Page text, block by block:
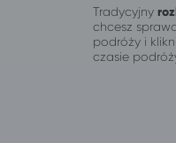
Tradycyjny
chcesz
podróży i
czasie